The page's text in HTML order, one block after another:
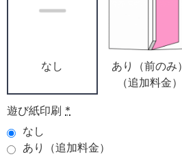
なし
あり（前のみ）
（追加料金）
遊び紙印刷 *
なし
あり（追加料金）